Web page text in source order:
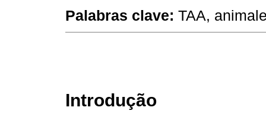
Palabras clave: TAA,
Introdução